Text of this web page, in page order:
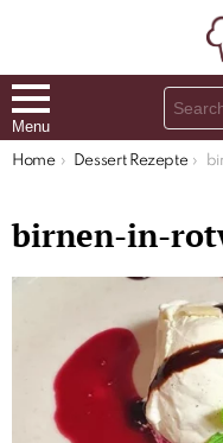
Menu
Search
for:
You are here:
Home Dessert Rezepte
birnen-in-